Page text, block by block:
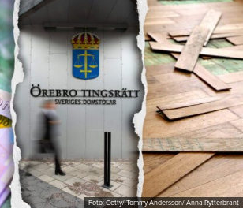
Foto: Getty/ Tommy Andersson/ Anna Rytterbrant